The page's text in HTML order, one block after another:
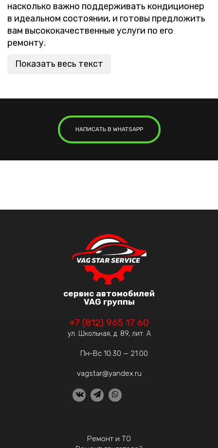
насколько важно поддерживать кондиционер
в идеальном состоянии, и готовы предложить
вам высококачественные услуги по его
ремонту.
Показать весь текст
НАПИСАТЬ В WHATSAPP
сервис автомобилей
VAG группы
+7 (812) 965 17 60
ул. Школьная, д. 89, лит. А
Пн-Вс 10:30 — 21:00
vagstar@yandex.ru
Ремонт и ТО